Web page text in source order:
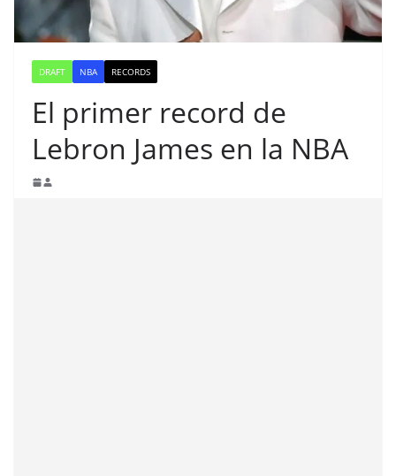
DRAFT NBA RECORDS
El primer record de
Lebron James en la NBA